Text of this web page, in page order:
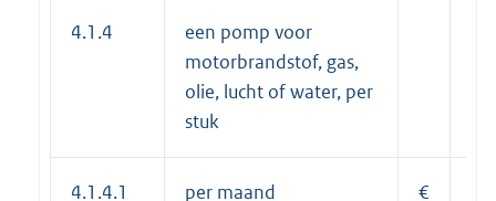
4.1.4
een pomp voor
motorbrandstof, gas,
olie, lucht of water, per
stuk
4.1.4.1 per maand €